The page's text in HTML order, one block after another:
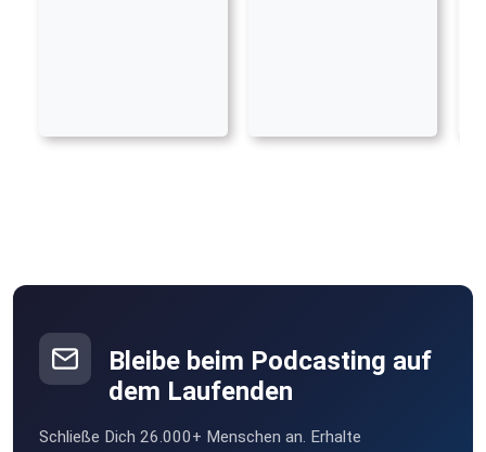
Bleibe beim Podcasting auf
dem Laufenden
Schließe Dich 26.000+ Menschen an. Erhalte